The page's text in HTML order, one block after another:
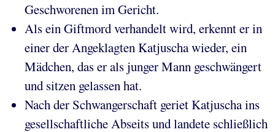
Geschworenen im Gericht.
Als ein Giftmord verhandelt wird, erkennt er in
einer der Angeklagten Katjuscha wieder, ein
Mädchen, das er als junger Mann geschwängert
und sitzen gelassen hat.
Nach der Schwangerschaft geriet Katjuscha ins
gesellschaftliche Abseits und landete schließlich